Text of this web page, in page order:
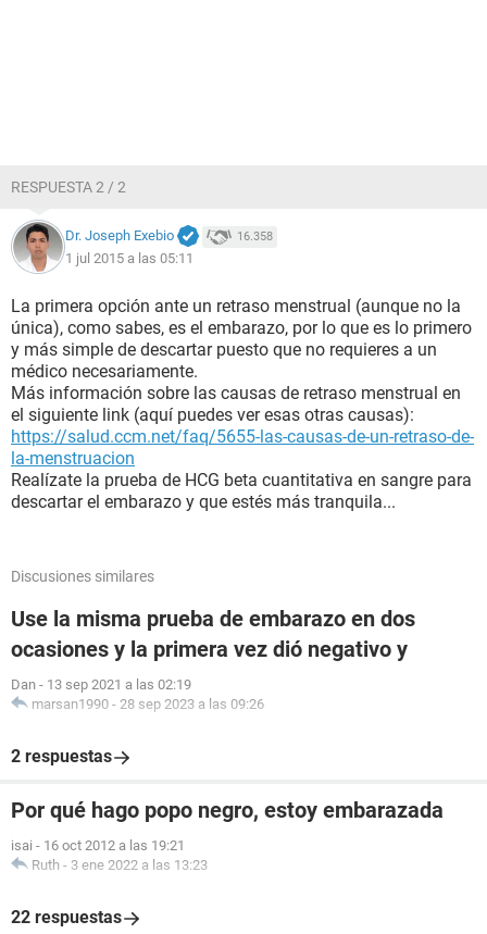
RESPUESTA 2 / 2
Dr. Joseph Exebio 16.358
1 jul 2015 a las 05:11
La primera opción ante un retraso menstrual (aunque no la
única), como sabes, es el embarazo, por lo que es lo primero
y más simple de descartar puesto que no requieres a un
médico necesariamente.
Más información sobre las causas de retraso menstrual en
el siguiente link (aquí puedes ver esas otras causas):
https://salud.ccm.net/faq/5655-las-causas-de-un-retraso-de-
la-menstruacion
Realízate la prueba de HCG beta cuantitativa en sangre para
descartar el embarazo y que estés más tranquila...
Discusiones similares
Use la misma prueba de embarazo en dos
ocasiones y la primera vez dió negativo y
Dan - 13 sep 2021 a las 02:19
marsan1990 - 28 sep 2023 a las 09:26
2 respuestas
Por qué hago popo negro, estoy embarazada
isai - 16 oct 2012 a las 19:21
Ruth - 3 ene 2022 a las 13:23
22 respuestas